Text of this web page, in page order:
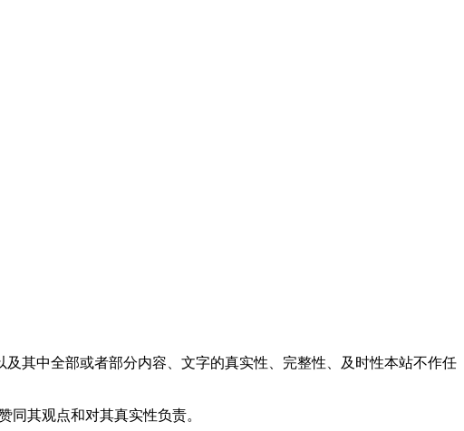
其中全部或者部分内容、文字的真实性、完整性、及时性本站不作任
同其观点和对其真实性负责。